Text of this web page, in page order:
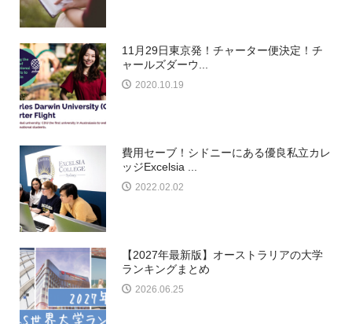
11月29日東京発！チャーター便決定！チ
ャールズダーウ...
2020.10.19
費用セーブ！シドニーにある優良私立カレ
ッジExcelsia ...
2022.02.02
【2027年最新版】オーストラリアの大学
ランキングまとめ
2026.06.25